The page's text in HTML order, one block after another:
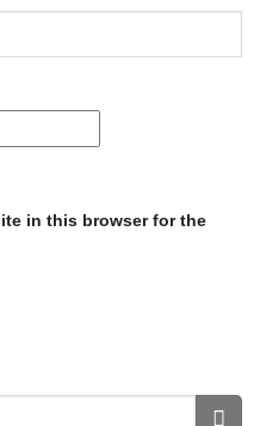
in this browser for the